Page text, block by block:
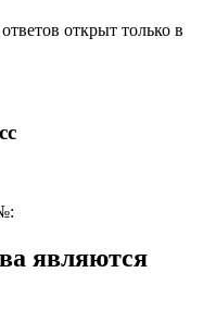
открыт только в
являются